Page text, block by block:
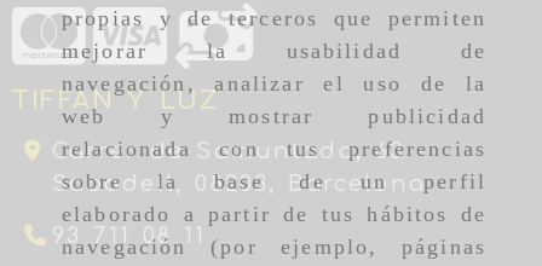
propias y de terceros que permiten
mejorar la usabilidad de
navegación, analizar el uso de la
web y mostrar publicidad
relacionada con tus preferencias
sobre la base de un perfil
elaborado a partir de tus hábitos de
navegación (por ejemplo, páginas
TIFFAN Y LUZ
Carrer de Samuntada, 63 -
Sabadell, 08203, Barcelona
93 711 08 11